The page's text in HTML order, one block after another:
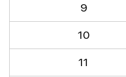
9
10
11